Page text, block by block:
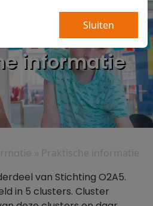
informatie
» Praktische informatie
van Stichting O2A5.
in 5 clusters. Cluster
Sluiten